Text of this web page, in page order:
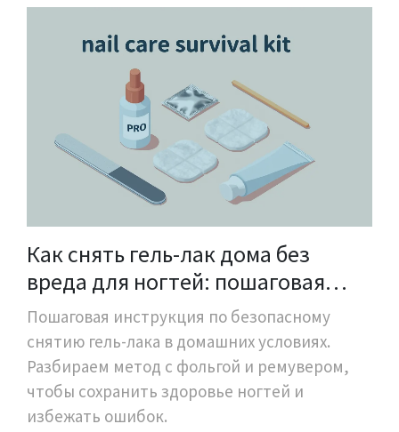
Как снять гель-лак дома без
вреда для ногтей: пошаговая
инструкция с фольгой и
ремувером
Пошаговая инструкция по безопасному
снятию гель-лака в домашних условиях.
Разбираем метод с фольгой и ремувером,
чтобы сохранить здоровье ногтей и
избежать ошибок.